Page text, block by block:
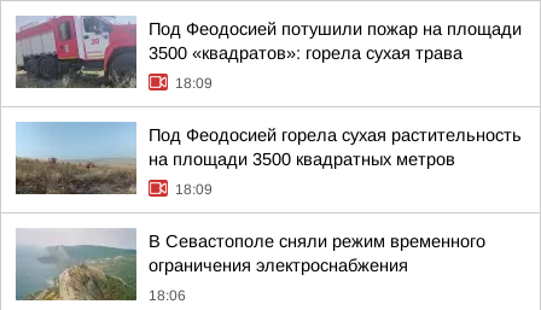
Под Феодосией потушили пожар на площади
3500 «квадратов»: горела сухая трава
18:09
Под Феодосией горела сухая растительность
на площади 3500 квадратных метров
18:09
В Севастополе сняли режим временного
ограничения электроснабжения
18:06